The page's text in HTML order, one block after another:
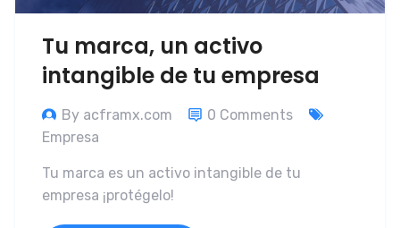
Tu marca, un activo
intangible de tu empresa
By acframx.com
0 Comments
Empresa
Tu marca es un activo intangible de tu
empresa ¡protégelo!